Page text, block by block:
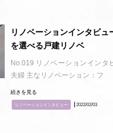
リノベーションインタビュ
を選べる戸建リノベ
No.019 リノベーションインタ
夫婦 主なリノベーション：フ
続きを見る
リノベーションインタビュー ┃2022/02/03